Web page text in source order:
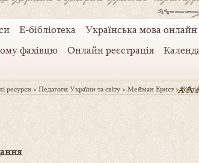
Е-бібліотека Українська мова онлайн
фахівцю Онлайн реєстрація
ресурси >Педагоги України та світу >Мейман Ернст>A A